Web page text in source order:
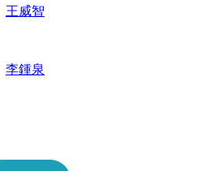
王威智
李鍾泉